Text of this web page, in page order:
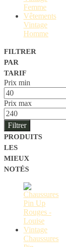
Femme
Vêtements
Vintage
Homme
FILTRER
PAR
TARIF
Prix min
Prix max
Filtrer
PRODUITS
LES
MIEUX
NOTÉS
Chaussures